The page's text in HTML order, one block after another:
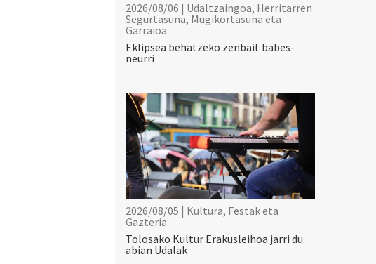
2026/08/06 | Udaltzaingoa, Herritarren
Segurtasuna, Mugikortasuna eta
Garraioa
Eklipsea behatzeko zenbait babes-
neurri
2026/08/05 | Kultura, Festak eta
Gazteria
Tolosako Kultur Erakusleihoa jarri du
abian Udalak